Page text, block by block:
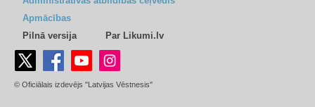
Apmācības
Pilnā versija
Par Likumi.lv
© Oficiālais izdevējs "Latvijas Vēstnesis"